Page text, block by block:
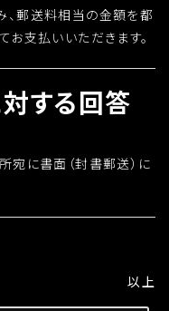
郵送料相当の金額を都
お支払いいただきます。
対する回答
宛に書面（封書郵送）に
以上